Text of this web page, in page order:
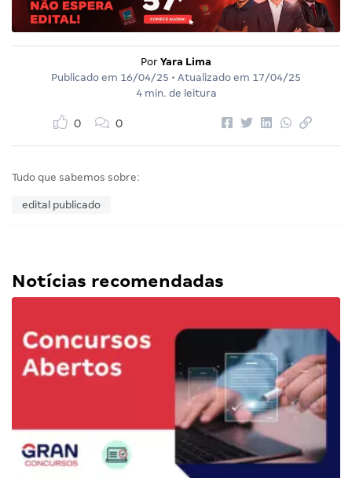
Por Yara Lima
Publicado em 16/04/25 • Atualizado em 17/04/25
4 min. de leitura
0 0
Tudo que sabemos sobre:
edital publicado
Notícias recomendadas